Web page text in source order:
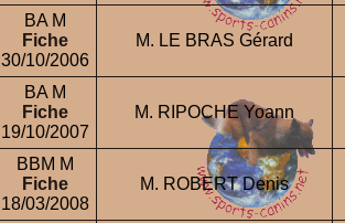
BA M
Fiche
30/10/2006
M. LE BRAS Gérard
BA M
Fiche
19/10/2007
M. RIPOCHE Yoann
BBM M
Fiche
18/03/2008
M. ROBERT Denis